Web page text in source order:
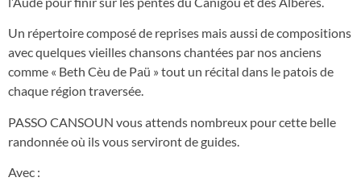
Un répertoire composé de reprises mais aussi de compositions
avec quelques vieilles chansons chantées par nos anciens
comme « Beth Cèu de Paü » tout un récital dans le patois de
chaque région traversée.
PASSO CANSOUN vous attends nombreux pour cette belle
randonnée où ils vous serviront de guides.
Avec :